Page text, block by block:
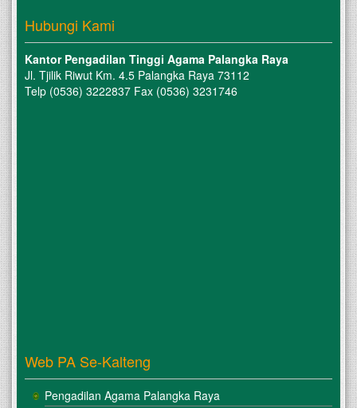
Hubungi Kami
Kantor Pengadilan Tinggi Agama Palangka Raya
Jl. Tjilik Riwut Km. 4.5 Palangka Raya 73112
Telp (0536) 3222837 Fax (0536) 3231746
Web PA Se-Kalteng
Pengadilan Agama Palangka Raya